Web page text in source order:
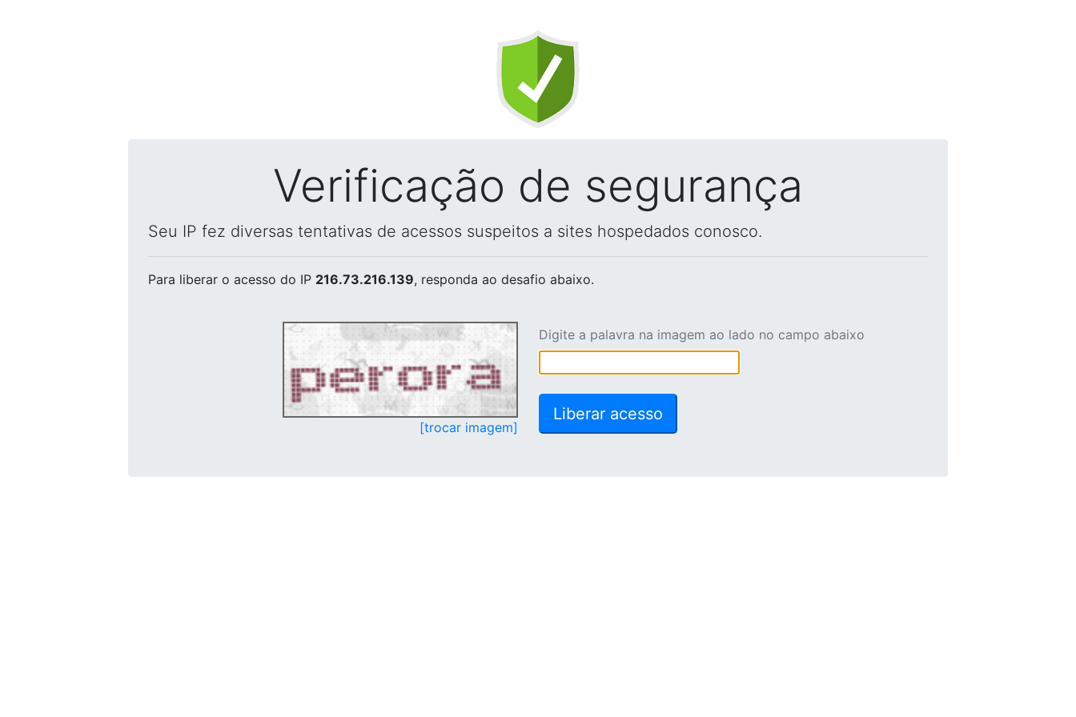
Verificação de segurança
Seu IP fez diversas tentativas de acessos suspeitos a sites hospedados conosco.
Para liberar o acesso do IP 216.73.216.139, responda ao desafio abaixo.
[trocar imagem]
Digite a palavra na imagem ao lado no campo abaixo